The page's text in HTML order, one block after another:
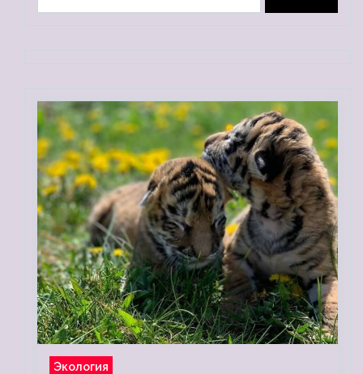
Экология